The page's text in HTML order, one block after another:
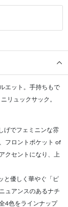
エット。手持ちもで
リュックサック。
げでフェミニンな雰
フロントポケット of
クセントになり、上
と優しく華やぐ「ピ
ュアンスのあるナチ
4色をラインナップ